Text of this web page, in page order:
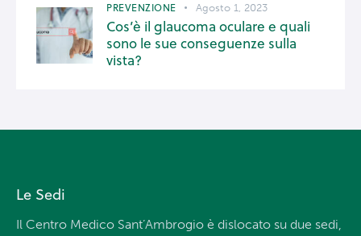
PREVENZIONE Agosto 1, 2023
Cos’è il glaucoma oculare e quali
sono le sue conseguenze sulla
vista?
Le Sedi
Il Centro Medico Sant’Ambrogio è dislocato su due sedi,